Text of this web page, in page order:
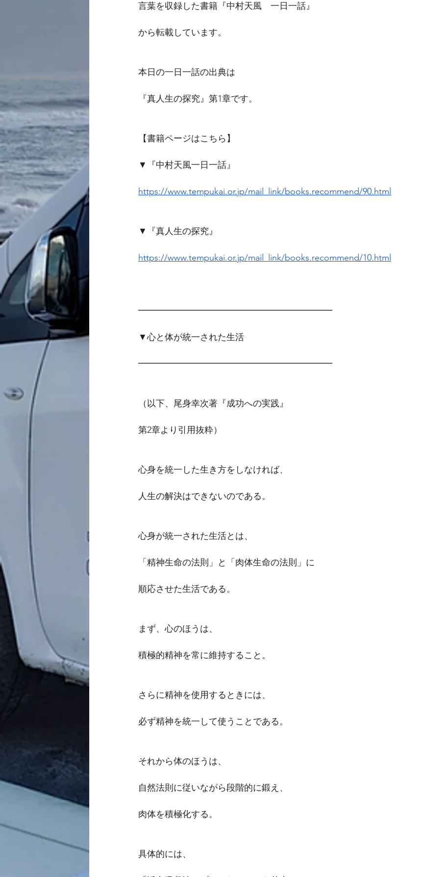
言葉を収録した書籍『中村天風　一日一話』
から転載しています。
本日の一日一話の出典は
『真人生の探究』第1章です。
【書籍ページはこちら】
▼『中村天風一日一話』
https://www.tempukai.or.jp/mail_link/books.recommend/90.html
▼『真人生の探究』
https://www.tempukai.or.jp/mail_link/books.recommend/10.html
━━━━━━━━━━━━━━━━━━━━━━
▼心と体が統一された生活
━━━━━━━━━━━━━━━━━━━━━━
（以下、尾身幸次著『成功への実践』
第2章より引用抜粋）
心身を統一した生き方をしなければ、
人生の解決はできないのである。
心身が統一された生活とは、
「精神生命の法則」と「肉体生命の法則」に
順応させた生活である。
まず、心のほうは、
積極的精神を常に維持すること。
さらに精神を使用するときには、
必ず精神を統一して使うことである。
それから体のほうは、
自然法則に従いながら段階的に鍛え、
肉体を積極化する。
具体的には、